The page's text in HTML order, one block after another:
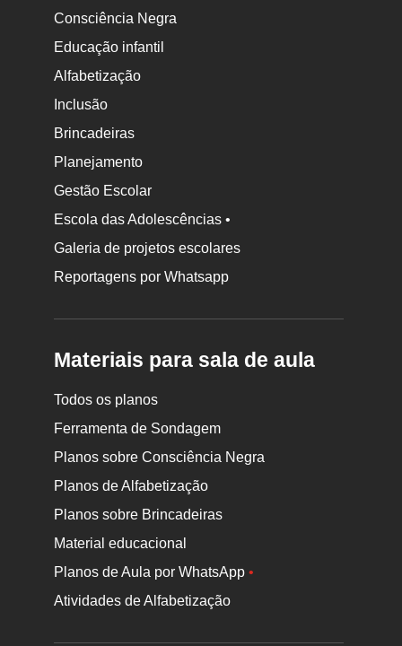
Consciência Negra
Educação infantil
Alfabetização
Inclusão
Brincadeiras
Planejamento
Gestão Escolar
Escola das Adolescências •
Galeria de projetos escolares
Reportagens por Whatsapp
Materiais para sala de aula
Todos os planos
Ferramenta de Sondagem
Planos sobre Consciência Negra
Planos de Alfabetização
Planos sobre Brincadeiras
Material educacional
Planos de Aula por WhatsApp•
Atividades de Alfabetização